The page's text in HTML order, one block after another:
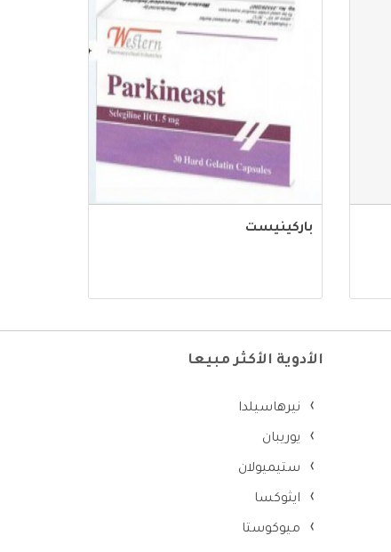
باركينيست
الأدوية الأكثر مبيعا
نيرهاسيلدا
يوريبان
ستيميولان
ايثوكسا
ميوكوستا